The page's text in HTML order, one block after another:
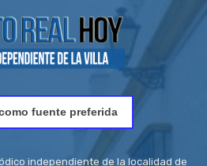
fuente preferida
independiente de la localidad de